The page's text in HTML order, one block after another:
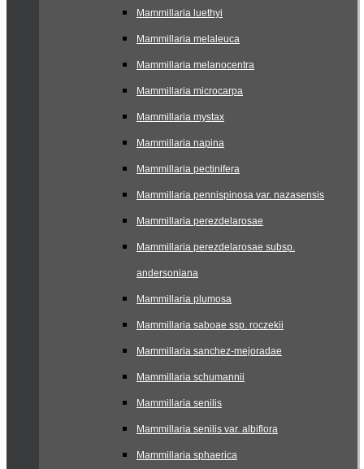
Mammillaria luethyi
Mammillaria melaleuca
Mammillaria melanocentra
Mammillaria microcarpa
Mammillaria mystax
Mammillaria napina
Mammillaria pectinifera
Mammillaria pennispinosa var. nazasensis
Mammillaria perezdelarosae
Mammillaria perezdelarosae subsp.
andersoniana
Mammillaria plumosa
Mammillaria saboae ssp. roczekii
Mammillaria sanchez-mejoradae
Mammillaria schumannii
Mammillaria senilis
Mammillaria senilis var. albiflora
Mammillaria sphaerica